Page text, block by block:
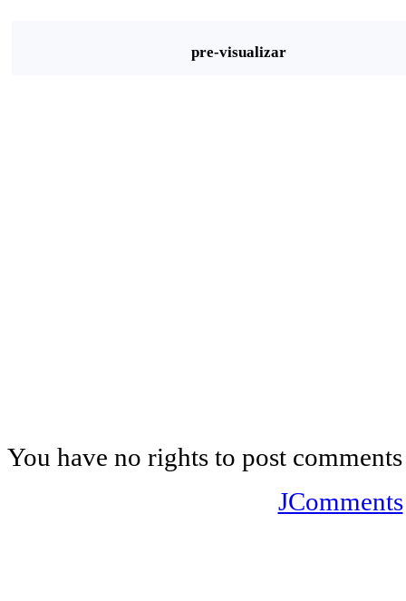
pre-visualizar
You have no rights to post comments
JComments